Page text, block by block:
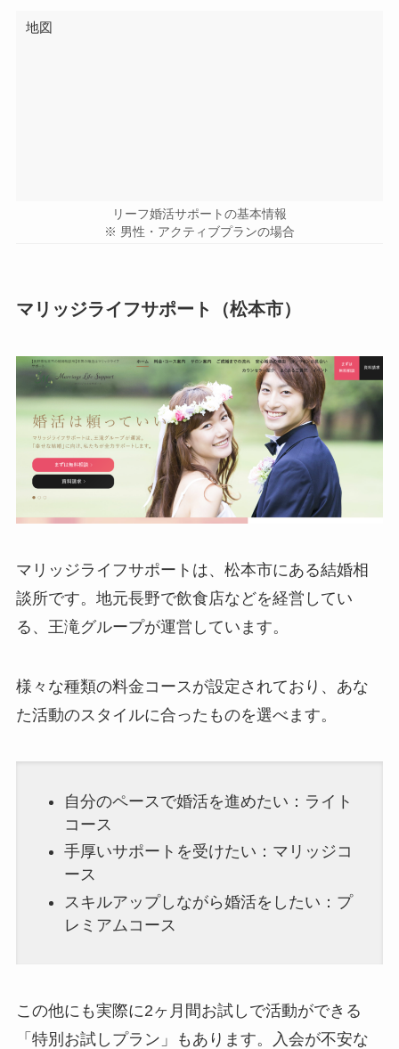
地図
リーフ婚活サポートの基本情報
※ 男性・アクティブプランの場合
マリッジライフサポート（松本市）
マリッジライフサポートは、松本市にある結婚相
談所です。地元長野で飲食店などを経営してい
る、王滝グループが運営しています。
様々な種類の料金コースが設定されており、あな
た活動のスタイルに合ったものを選べます。
自分のペースで婚活を進めたい：ライト
コース
手厚いサポートを受けたい：マリッジコ
ース
スキルアップしながら婚活をしたい：プ
レミアムコース
この他にも実際に2ヶ月間お試しで活動ができる
「特別お試しプラン」もあります。入会が不安な